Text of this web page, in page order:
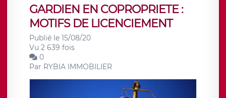
GARDIEN EN COPROPRIETE :
MOTIFS DE LICENCIEMENT
Publié le 15/08/20
Vu 2 639 fois
0
Par RYBIA IMMOBILIER